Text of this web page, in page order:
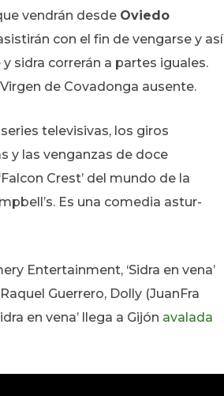
vendrán desde Oviedo
con el fin de vengarse y así
sidra correrán a partes iguales.
de Covadonga ausente.
televisivas, los giros
y las venganzas de doce
Crest’ del mundo de la
Es una comedia astur-
Entertainment, ‘Sidra en vena’
Guerrero, Dolly (JuanFra
en vena’ llega a Gijón avalada